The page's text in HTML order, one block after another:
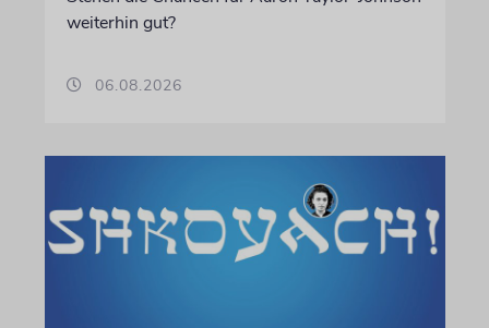
weiterhin gut?
06.08.2026